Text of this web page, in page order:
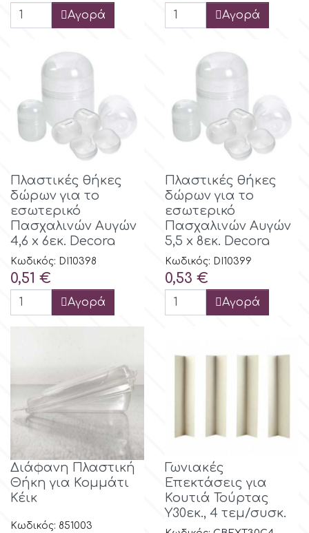
Αγορά Αγορά
Πλαστικές θήκες
δώρων για το
εσωτερικό
Πασχαλινών Αυγών
4,6 x 6εκ. Decora
Κωδικός: DI10398
Τιμή
0,51 €
Αγορά
Πλαστικές θήκες
δώρων για το
εσωτερικό
Πασχαλινών Αυγών
5,5 x 8εκ. Decora
Κωδικός: DI10399
Τιμή
0,53 €
Αγορά
Διάφανη Πλαστική
Θήκη για Κομμάτι
Κέικ
Κωδικός: 851003
Γωνιακές
Επεκτάσεις για
Κουτιά Τούρτας
Υ30εκ., 4 τεμ/συσκ.